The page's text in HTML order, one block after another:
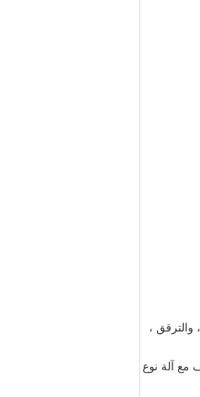
مصنعها المستوردة مرافق الإنتاج المتطورة لحزمة مرنة ومع إجراء 8-12 لونا الطباعة intaglio ، والترقق ،
سستة آلة ، والوقوف مع آلة نوع